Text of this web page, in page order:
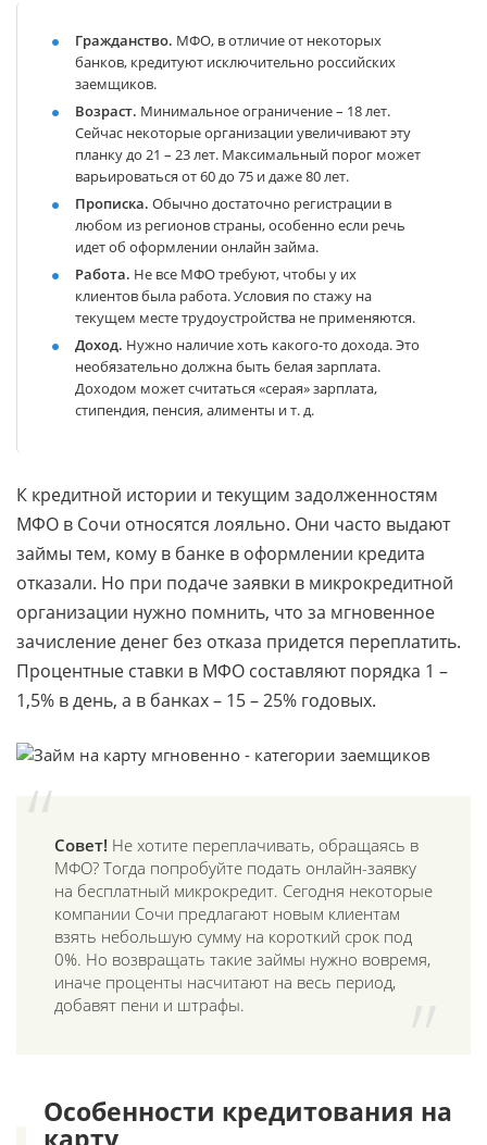
Гражданство. МФО, в отличие от некоторых
банков, кредитуют исключительно российских
заемщиков.
Возраст. Минимальное ограничение – 18 лет.
Сейчас некоторые организации увеличивают эту
планку до 21 – 23 лет. Максимальный порог может
варьироваться от 60 до 75 и даже 80 лет.
Прописка. Обычно достаточно регистрации в
любом из регионов страны, особенно если речь
идет об оформлении онлайн займа.
Работа. Не все МФО требуют, чтобы у их
клиентов была работа. Условия по стажу на
текущем месте трудоустройства не применяются.
Доход. Нужно наличие хоть какого-то дохода. Это
необязательно должна быть белая зарплата.
Доходом может считаться «серая» зарплата,
стипендия, пенсия, алименты и т. д.
К кредитной истории и текущим задолженностям
МФО в Сочи относятся лояльно. Они часто выдают
займы тем, кому в банке в оформлении кредита
отказали. Но при подаче заявки в микрокредитной
организации нужно помнить, что за мгновенное
зачисление денег без отказа придется переплатить.
Процентные ставки в МФО составляют порядка 1 –
1,5% в день, а в банках – 15 – 25% годовых.
Совет! Не хотите переплачивать, обращаясь в
МФО? Тогда попробуйте подать онлайн-заявку
на бесплатный микрокредит. Сегодня некоторые
компании Сочи предлагают новым клиентам
взять небольшую сумму на короткий срок под
0%. Но возвращать такие займы нужно вовремя,
иначе проценты насчитают на весь период,
добавят пени и штрафы.
Особенности кредитования на